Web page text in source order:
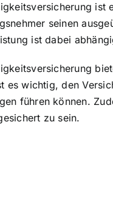
ist
seinen
ist dabei
es wichtig, den
führen können.
zu sein.